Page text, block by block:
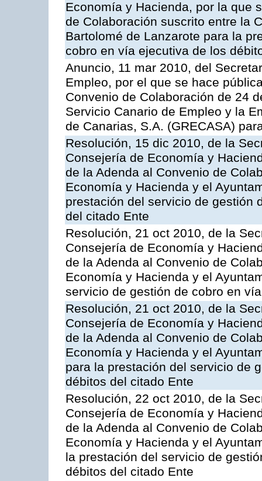
Economía y Hacienda, por la que
de Colaboración suscrito entre la
Bartolomé de Lanzarote para la
cobro en vía ejecutiva de los
Anuncio, 11 mar 2010, del
Empleo, por el que se hace
Convenio de Colaboración de 24
Servicio Canario de Empleo y la
de Canarias, S.A. (GRECASA)
Resolución, 15 dic 2010, de la
Consejería de Economía y
de la Adenda al Convenio de
Economía y Hacienda y el
prestación del servicio de gestión
del citado Ente
Resolución, 21 oct 2010, de la
Consejería de Economía y
de la Adenda al Convenio de
Economía y Hacienda y el
servicio de gestión de cobro en
Resolución, 21 oct 2010, de la
Consejería de Economía y
de la Adenda al Convenio de
Economía y Hacienda y el
para la prestación del servicio de
débitos del citado Ente
Resolución, 22 oct 2010, de la
Consejería de Economía y
de la Adenda al Convenio de
Economía y Hacienda y el
la prestación del servicio de
débitos del citado Ente